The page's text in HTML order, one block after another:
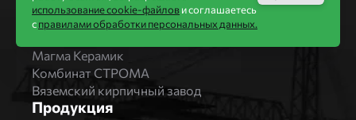
Завод Мстера
Магма Керамик
Комбинат СТРОМА
Вяземский кирпичный завод
Продукция
использование cookie-файлови соглашаетесь
справилами обработки персональных данных.